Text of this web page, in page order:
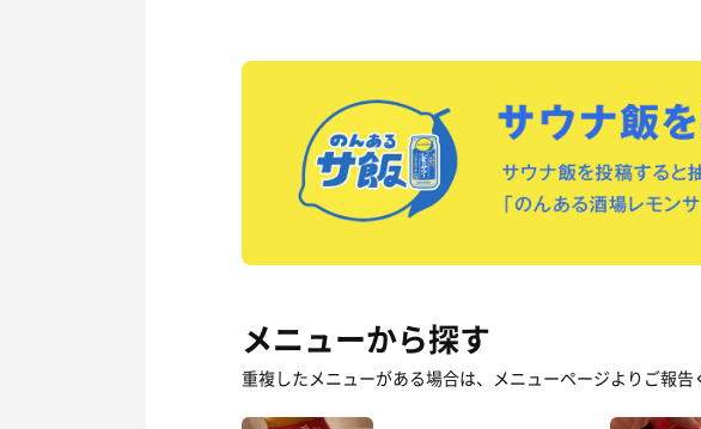
メニューから探す
重複したメニューがある場合は、メニューページよりご報告